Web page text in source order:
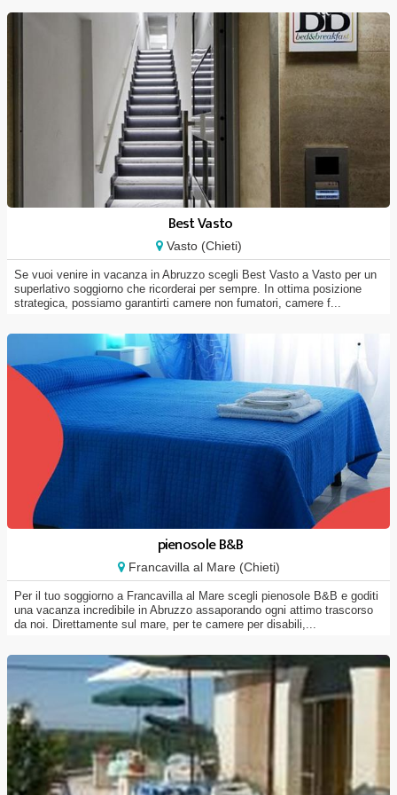
Best Vasto
Vasto (Chieti)
Se vuoi venire in vacanza in Abruzzo scegli Best Vasto a Vasto per un
superlativo soggiorno che ricorderai per sempre. In ottima posizione
strategica, possiamo garantirti camere non fumatori, camere f...
pienosole B&B
Francavilla al Mare (Chieti)
Per il tuo soggiorno a Francavilla al Mare scegli pienosole B&B e goditi
una vacanza incredibile in Abruzzo assaporando ogni attimo trascorso
da noi. Direttamente sul mare, per te camere per disabili,...